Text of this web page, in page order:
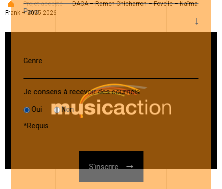
Accueil
- Projet accepté - DACA – Ramon Chicharron – Fovelle – Naïma
Frank – 2025-2026
Pays
Genre
Je consens à recevoir des courriels
Oui Non
*Requis